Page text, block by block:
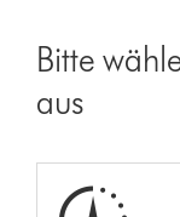
Bitte
aus